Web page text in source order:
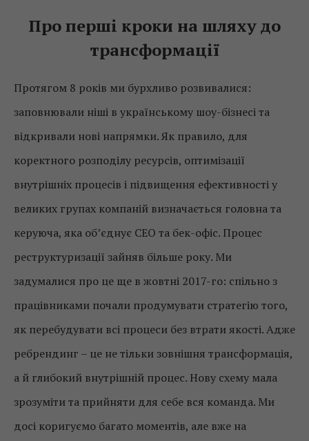
Про перші кроки на шляху до
трансформації
Протягом 8 років ми бурхливо розвивалися:
заповнювали ніші в українському шоу-бізнесі та
відкривали нові напрямки. Як правило, для
коректного розподілу ресурсів, оптимізації
внутрішніх процесів і підвищення ефективності у
великих групах компаній визначається головна та
керуюча, яка об’єднує СЕО та бек-офіс. Процес
реструктуризації зайняв більше року. Ми
задумалися про це ще в жовтні 2017-го: спільно з
працівниками почали продумувати стратегію того,
як перебудувати всі процеси без втрати якості. Адже
ребрендинг – це не тільки зовнішня трансформація,
а й глибокий внутрішній процес. Нову схему мала
зрозуміти та прийняти для себе вся команда. Ми
досі коригуємо багато моментів, але вже на